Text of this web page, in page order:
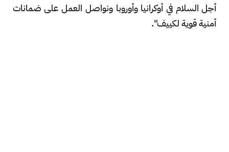
أجل السلام في أوكرانيا وأوروبا ونواصل العمل على ضمانات
أمنية قوية لكييف".